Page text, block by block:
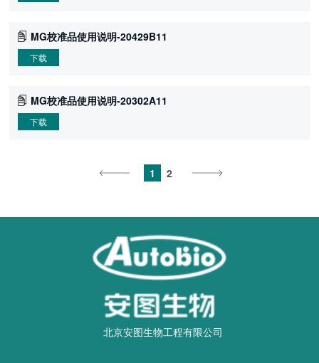
MG校准品使用说明-20429B11
下载
MG校准品使用说明-20302A11
下载
1 2
北京安图生物工程有限公司